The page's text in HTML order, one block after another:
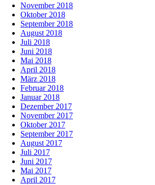
November 2018
Oktober 2018
September 2018
August 2018
Juli 2018
Juni 2018
Mai 2018
April 2018
März 2018
Februar 2018
Januar 2018
Dezember 2017
November 2017
Oktober 2017
September 2017
August 2017
Juli 2017
Juni 2017
Mai 2017
April 2017